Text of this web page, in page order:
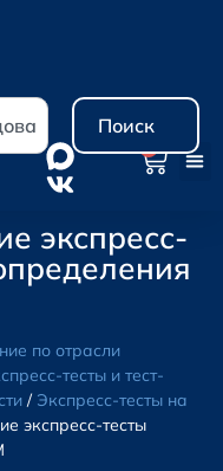
Поиск
экспресс-
по отрасли
тесты и тест-
/ Экспресс-тесты на
экспресс-тесты